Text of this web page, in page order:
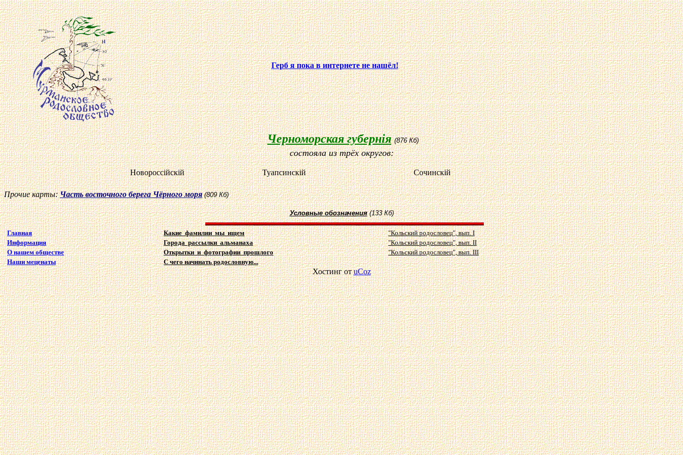
Герб я пока в интернете не нашёл!
Черноморская губернiя (876 Кб)
состояла из трёх округов:
Новороссiйскiй Туапсинскiй Сочинскiй
Прочие карты:Часть восточного берега Чёрного моря (809 Кб)
Условные обозначения (133 Кб)
Главная Какие фамилии мы ищем
"Кольский родословец", вып. I
Информация
Города рассылки альманаха
"Кольский родословец", вып. II
О нашем обществе
Открытки и фотографии прошлого
"Кольский родословец", вып. III
Наши меценаты
С чего начинать родословную...
Хостинг отuCoz